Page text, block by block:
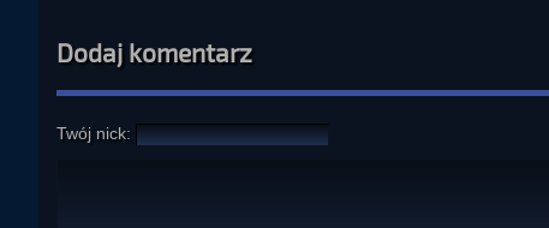
częściej staje się ono w popkulturze dekoracją niż osią poważnej
Cała audycja miała charakter podsumowujący i syntetyzujący
zjawisko UFO jest zbyt złożone, by dało się je zamknąć w
prosty materializm. Zakończenie audycji miało charakter
Dodaj komentarz
Twój nick: